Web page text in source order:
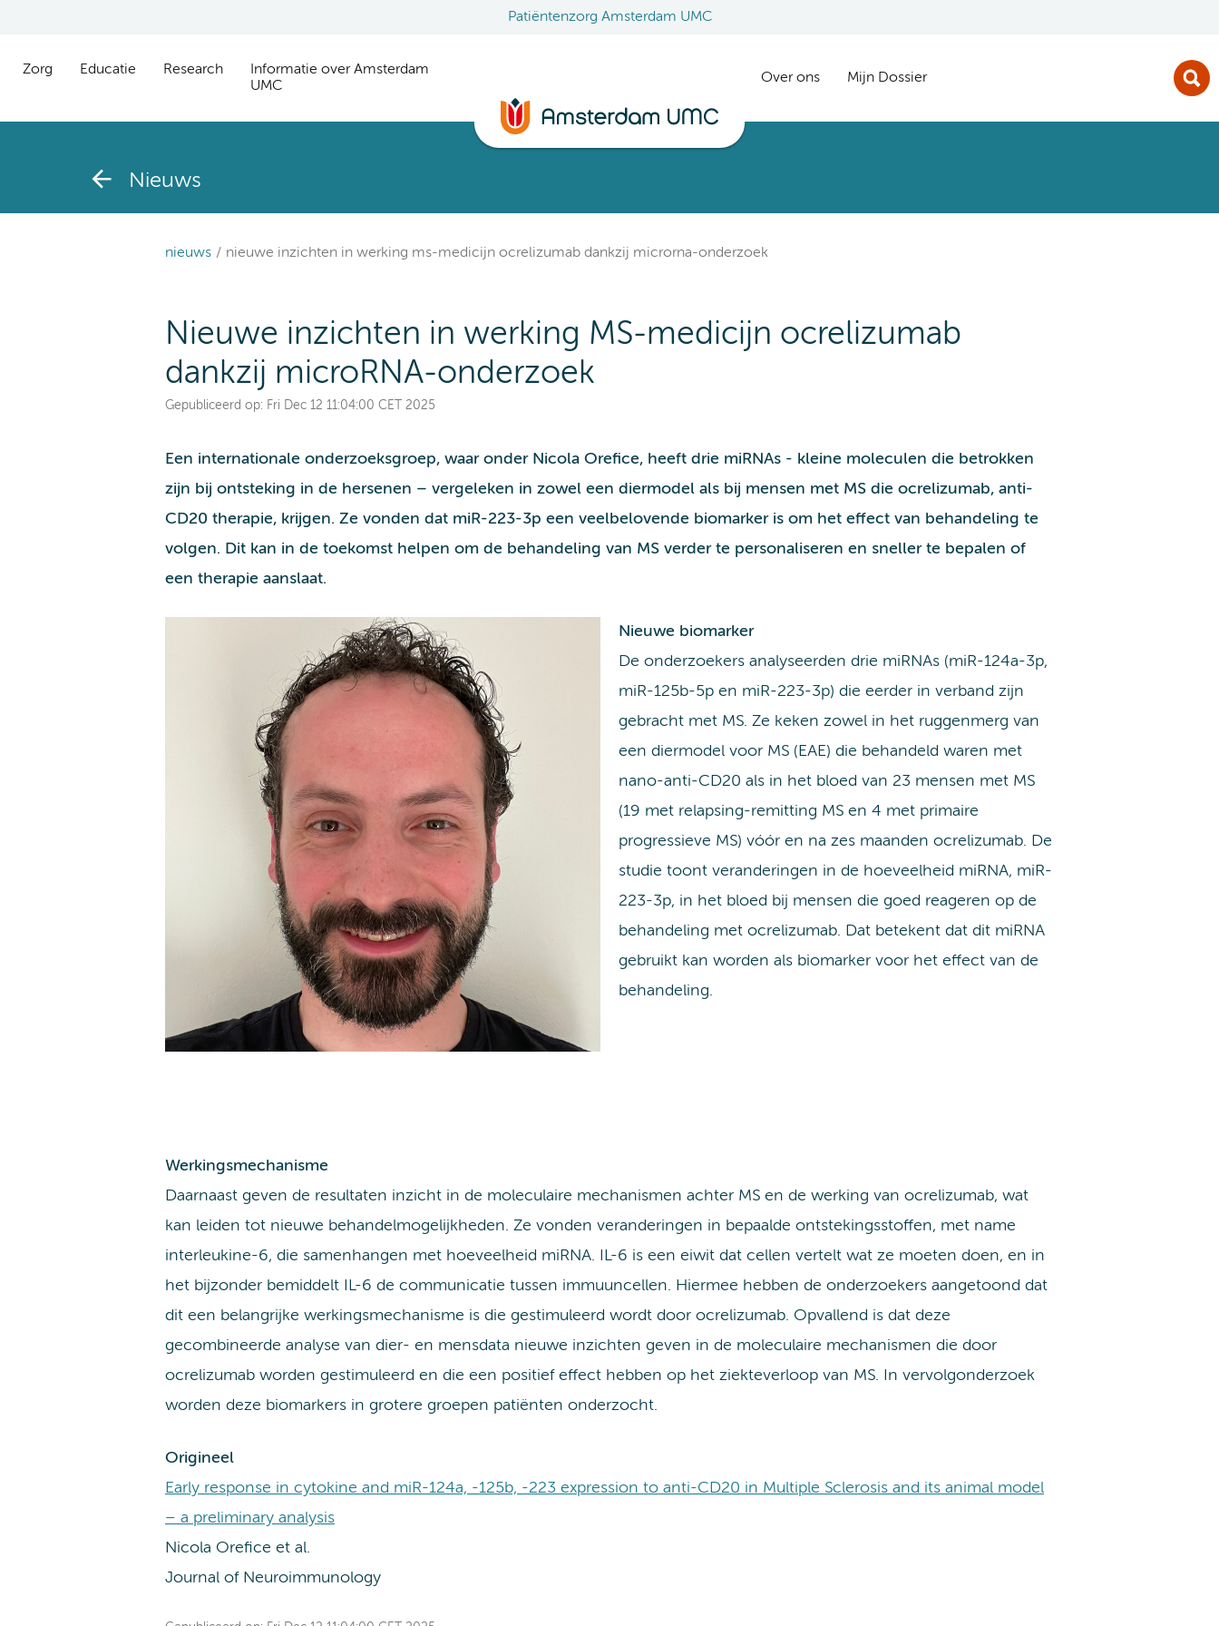
Patiëntenzorg Amsterdam UMC
Zorg Educatie Research
Informatie over Amsterdam
UMC
Over ons Mijn Dossier
Nieuws
nieuws nieuwe inzichten in werking ms-medicijn ocrelizumab dankzij microrna-onderzoek
Nieuwe inzichten in werking MS-medicijn ocrelizumab
dankzij microRNA-onderzoek
Gepubliceerd op: Fri Dec 12 11:04:00 CET 2025
Een internationale onderzoeksgroep, waar onder Nicola Orefice, heeft drie miRNAs - kleine moleculen die betrokken
zijn bij ontsteking in de hersenen – vergeleken in zowel een diermodel als bij mensen met MS die ocrelizumab, anti-
CD20 therapie, krijgen. Ze vonden dat miR-223-3p een veelbelovende biomarker is om het effect van behandeling te
volgen. Dit kan in de toekomst helpen om de behandeling van MS verder te personaliseren en sneller te bepalen of
een therapie aanslaat.
Nieuwe biomarker
De onderzoekers analyseerden drie miRNAs (miR-124a-3p,
miR-125b-5p en miR-223-3p) die eerder in verband zijn
gebracht met MS. Ze keken zowel in het ruggenmerg van
een diermodel voor MS (EAE) die behandeld waren met
nano-anti-CD20 als in het bloed van 23 mensen met MS
(19 met relapsing-remitting MS en 4 met primaire
progressieve MS) vóór en na zes maanden ocrelizumab. De
studie toont veranderingen in de hoeveelheid miRNA, miR-
223-3p, in het bloed bij mensen die goed reageren op de
behandeling met ocrelizumab. Dat betekent dat dit miRNA
gebruikt kan worden als biomarker voor het effect van de
behandeling.
Werkingsmechanisme
Daarnaast geven de resultaten inzicht in de moleculaire mechanismen achter MS en de werking van ocrelizumab, wat
kan leiden tot nieuwe behandelmogelijkheden. Ze vonden veranderingen in bepaalde ontstekingsstoffen, met name
interleukine-6, die samenhangen met hoeveelheid miRNA. IL-6 is een eiwit dat cellen vertelt wat ze moeten doen, en in
het bijzonder bemiddelt IL-6 de communicatie tussen immuuncellen. Hiermee hebben de onderzoekers aangetoond dat
dit een belangrijke werkingsmechanisme is die gestimuleerd wordt door ocrelizumab. Opvallend is dat deze
gecombineerde analyse van dier- en mensdata nieuwe inzichten geven in de moleculaire mechanismen die door
ocrelizumab worden gestimuleerd en die een positief effect hebben op het ziekteverloop van MS. In vervolgonderzoek
worden deze biomarkers in grotere groepen patiënten onderzocht.
Origineel
Early response in cytokine and miR-124a, -125b, -223 expression to anti-CD20 in Multiple Sclerosis and its animal model
– a preliminary analysis
Nicola Orefice et al.
Journal of Neuroimmunology